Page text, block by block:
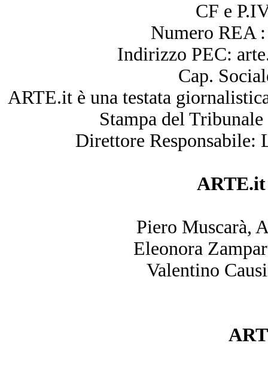
CF e
Numero REA
Indirizzo PEC:
Cap.
ARTE.it è una testata
Stampa del
Direttore
ARTE.it
Piero Muscarà,
Eleonora
Valentino